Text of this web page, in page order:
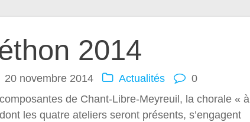
2014
20 novembre 2014 Actualités
0
de Chant-Libre-Meyreuil, la chorale « à
les quatre ateliers seront présents, s’engagent